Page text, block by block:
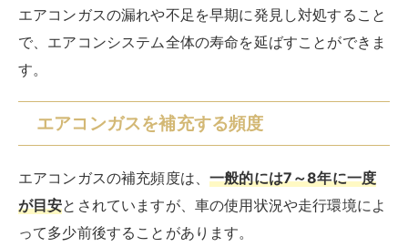
エアコンガスの漏れや不足を早期に発見し対処すること
で、エアコンシステム全体の寿命を延ばすことができま
す。
エアコンガスを補充する頻度
エアコンガスの補充頻度は、一般的には7～8年に一度
が目安とされていますが、車の使用状況や走行環境によ
って多少前後することがあります。